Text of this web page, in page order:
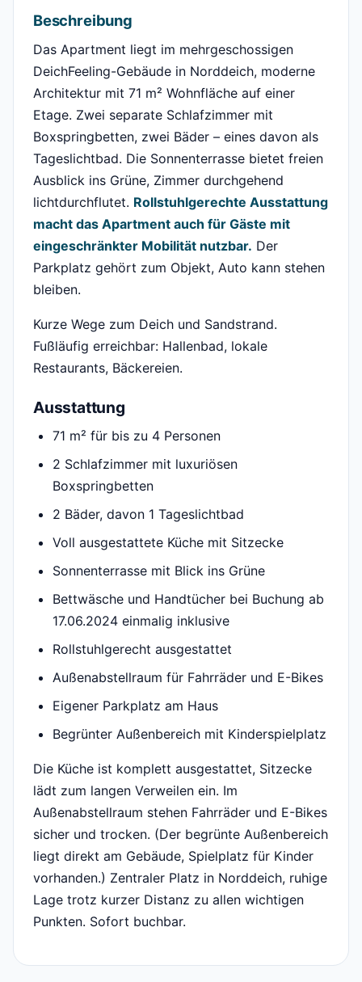
Beschreibung
Das Apartment liegt im mehrgeschossigen
DeichFeeling-Gebäude in Norddeich, moderne
Architektur mit 71 m² Wohnfläche auf einer
Etage. Zwei separate Schlafzimmer mit
Boxspringbetten, zwei Bäder – eines davon als
Tageslichtbad. Die Sonnenterrasse bietet freien
Ausblick ins Grüne, Zimmer durchgehend
lichtdurchflutet. Rollstuhlgerechte Ausstattung
macht das Apartment auch für Gäste mit
eingeschränkter Mobilität nutzbar. Der
Parkplatz gehört zum Objekt, Auto kann stehen
bleiben.
Kurze Wege zum Deich und Sandstrand.
Fußläufig erreichbar: Hallenbad, lokale
Restaurants, Bäckereien.
Ausstattung
71 m² für bis zu 4 Personen
2 Schlafzimmer mit luxuriösen
Boxspringbetten
2 Bäder, davon 1 Tageslichtbad
Voll ausgestattete Küche mit Sitzecke
Sonnenterrasse mit Blick ins Grüne
Bettwäsche und Handtücher bei Buchung ab
17.06.2024 einmalig inklusive
Rollstuhlgerecht ausgestattet
Außenabstellraum für Fahrräder und E-Bikes
Eigener Parkplatz am Haus
Begrünter Außenbereich mit Kinderspielplatz
Die Küche ist komplett ausgestattet, Sitzecke
lädt zum langen Verweilen ein. Im
Außenabstellraum stehen Fahrräder und E-Bikes
sicher und trocken. (Der begrünte Außenbereich
liegt direkt am Gebäude, Spielplatz für Kinder
vorhanden.) Zentraler Platz in Norddeich, ruhige
Lage trotz kurzer Distanz zu allen wichtigen
Punkten. Sofort buchbar.